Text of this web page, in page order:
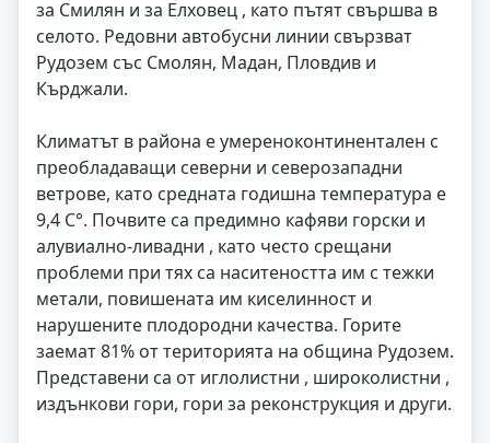
за Смилян и за Елховец , като пътят свършва в
селото. Редовни автобусни линии свързват
Рудозем със Смолян, Мадан, Пловдив и
Кърджали.
Климатът в района е умереноконтинентален с
преобладаващи северни и северозападни
ветрове, като средната годишна температура е
9,4 С°. Почвите са предимно кафяви горски и
алувиално-ливадни , като често срещани
проблеми при тях са наситеността им с тежки
метали, повишената им киселинност и
нарушените плодородни качества. Горите
заемат 81% от територията на община Рудозем.
Представени са от иглолистни , широколистни ,
издънкови гори, гори за реконструкция и други.